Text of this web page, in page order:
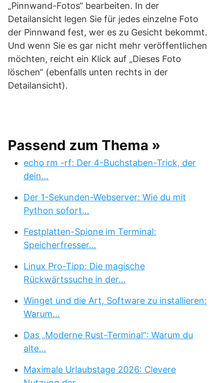
„Pinnwand-Fotos“ bearbeiten. In der
Detailansicht legen Sie für jedes einzelne Foto
der Pinnwand fest, wer es zu Gesicht bekommt.
Und wenn Sie es gar nicht mehr veröffentlichen
möchten, reicht ein Klick auf „Dieses Foto
löschen“ (ebenfalls unten rechts in der
Detailansicht).
Passend zum Thema »
echo rm -rf: Der 4-Buchstaben-Trick, der
dein…
Der 1-Sekunden-Webserver: Wie du mit
Python sofort…
Festplatten-Spione im Terminal:
Speicherfresser…
Linux Pro-Tipp: Die magische
Rückwärtssuche in der…
Winget und die Art, Software zu installieren:
Warum…
Das „Moderne Rust-Terminal“: Warum du
alte…
Maximale Urlaubstage 2026: Clevere